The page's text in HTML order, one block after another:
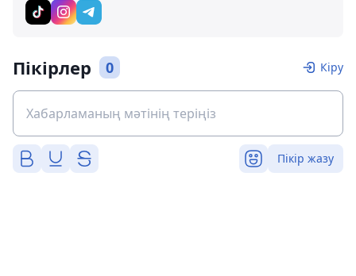
Пікірлер 0 Кіру
Пікір жазу